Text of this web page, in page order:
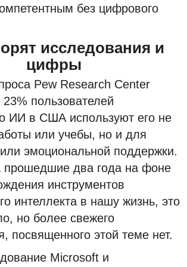
без цифрового
исследования и
цифры
Pew Research Center
пользователей
ИИ в США используют его не
или учебы, но и для
или эмоциональной поддержки.
прошедшие два года на фоне
инструментов
интеллекта в нашу жизнь, это
но более свежего
посвященного этой теме нет.
Microsoft и